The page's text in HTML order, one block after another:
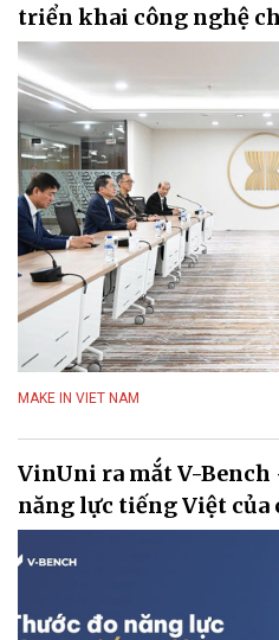
triển khai công nghệ
MAKE IN VIET NAM
VinUni ra mắt V-Bench
năng lực tiếng Việt của